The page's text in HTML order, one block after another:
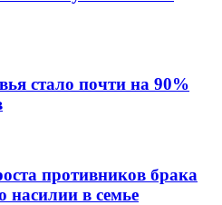
стало почти на 90%
противников брака
насилии в семье